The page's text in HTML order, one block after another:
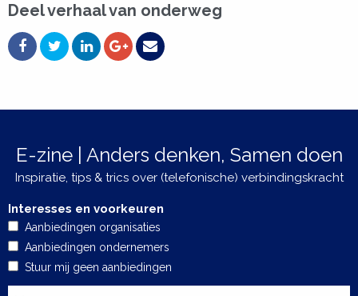
Deel verhaal van onderweg
E-zine | Anders denken, Samen doen
Inspiratie, tips & trics over (telefonische) verbindingskracht
Interesses en voorkeuren
Aanbiedingen organisaties
Aanbiedingen ondernemers
Stuur mij geen aanbiedingen